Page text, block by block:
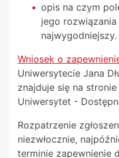
opis na czym
jego
najwygodniejszy.
Wniosek o
Uniwersytecie Jana
znajduje się na
Uniwersytet -
Rozpatrzenie
niezwłocznie,
terminie zapewnienie